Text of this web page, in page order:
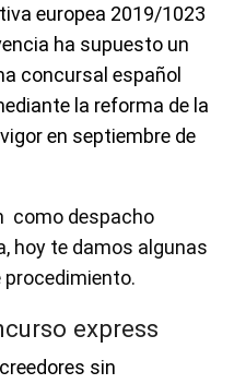
europea 2019/1023
ha supuesto un
concursal español
la reforma de la
en septiembre de
como despacho
hoy te damos algunas
express
sin